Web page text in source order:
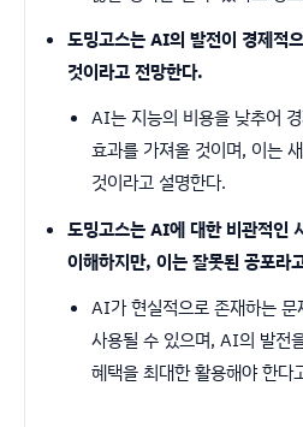
도밍고스는 AI의 발전이 경제적
것이라고 전망한다.
AI는 지능의 비용을 낮추어
효과를 가져올 것이며, 이는
것이라고 설명한다.
도밍고스는 AI에 대한 비관적인
이해하지만, 이는 잘못된 공포라
AI가 현실적으로 존재하는 문
사용될 수 있으며, AI의 발전
혜택을 최대한 활용해야 한다